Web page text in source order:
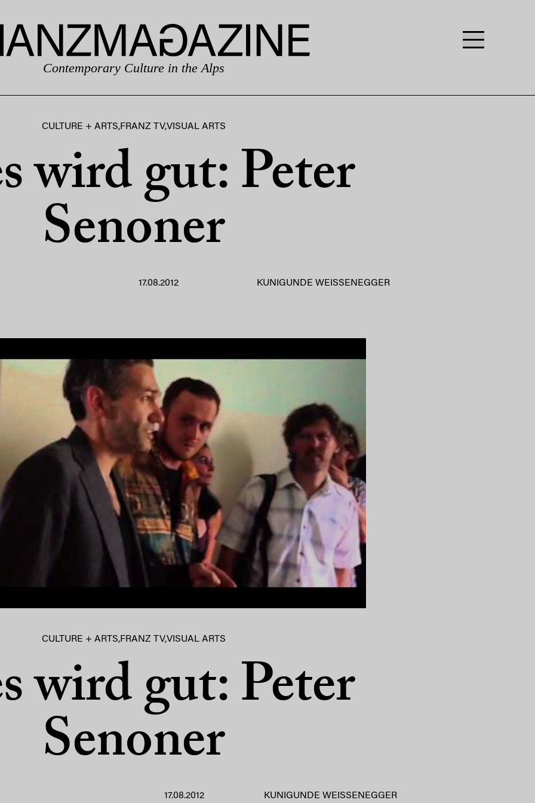
Contemporary Culture in the Alps
CULTURE + ARTS,FRANZ TV,VISUAL ARTS
wird gut: Peter
Senoner
17.08.2012 KUNIGUNDE WEISSENEGGER
CULTURE + ARTS,FRANZ TV,VISUAL ARTS
wird gut: Peter
Senoner
17.08.2012 KUNIGUNDE WEISSENEGGER